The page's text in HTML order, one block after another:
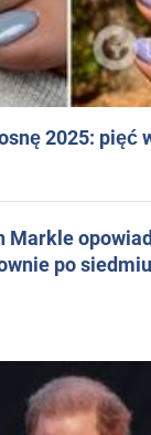
2025: pięć
po